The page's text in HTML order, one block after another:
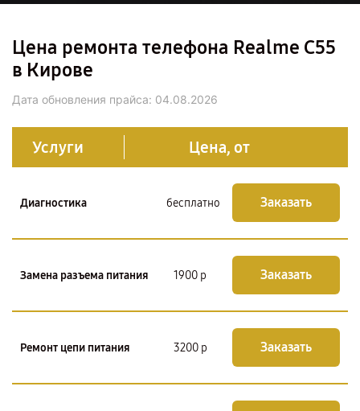
Цена ремонта телефона Realme C55
в Кирове
Дата обновления прайса: 04.08.2026
Услуги Цена, от
Диагностика бесплатно Заказать
Замена разъема питания 1900 р Заказать
Ремонт цепи питания 3200 р Заказать